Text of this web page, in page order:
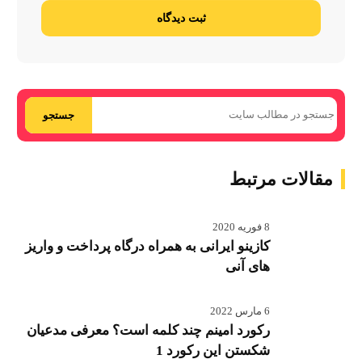
ثبت دیدگاه
جستجو
مقالات مرتبط
8 فوریه 2020
کازینو ایرانی به همراه درگاه پرداخت و واریز
های آنی
6 مارس 2022
رکورد امینم چند کلمه است؟ معرفی مدعیان
شکستن این رکورد 1